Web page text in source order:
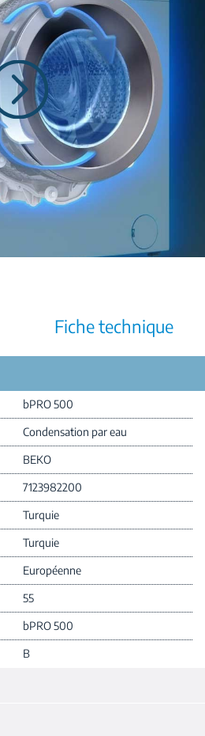
Fiche technique
bPRO 500
Condensation par eau
BEKO
7123982200
Turquie
Turquie
Européenne
55
bPRO 500
B